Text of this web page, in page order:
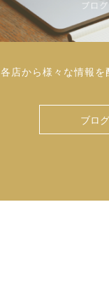
各店から様々な情報を
ブログ